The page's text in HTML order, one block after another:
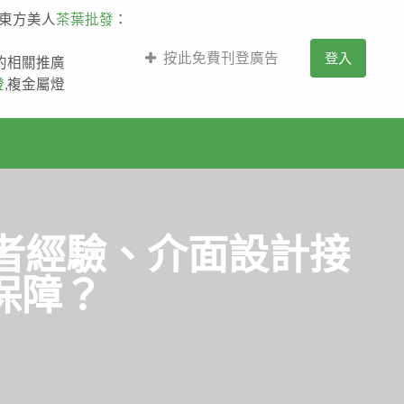
方美人 茶葉批發 ：
相關推廣
,複金屬燈
按此免費刊登廣告 登入
經驗、介面設計接
障？